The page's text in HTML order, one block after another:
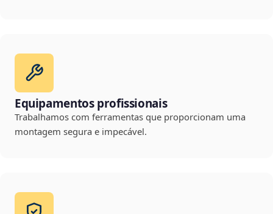
Equipamentos profissionais
Trabalhamos com ferramentas que proporcionam uma
montagem segura e impecável.